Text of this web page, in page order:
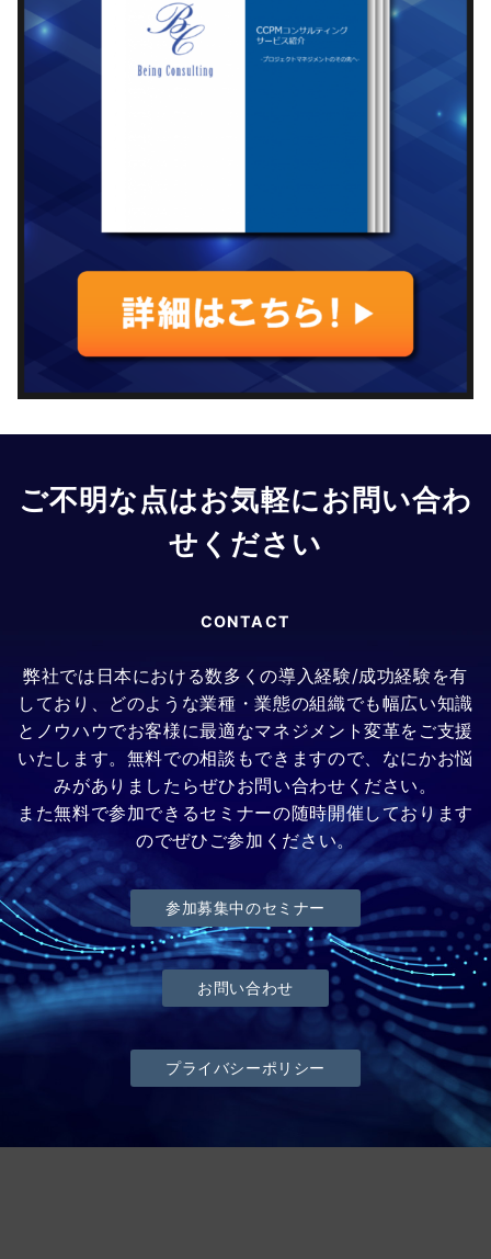
ご不明な点はお気軽にお問い合わ
せください
CONTACT
弊社では日本における数多くの導入経験/成功経験を有
しており、どのような業種・業態の組織でも幅広い知識
とノウハウでお客様に最適なマネジメント変革をご支援
いたします。無料での相談もできますので、なにかお悩
みがありましたらぜひお問い合わせください。
また無料で参加できるセミナーの随時開催しております
のでぜひご参加ください。
参加募集中のセミナー
お問い合わせ
プライバシーポリシー